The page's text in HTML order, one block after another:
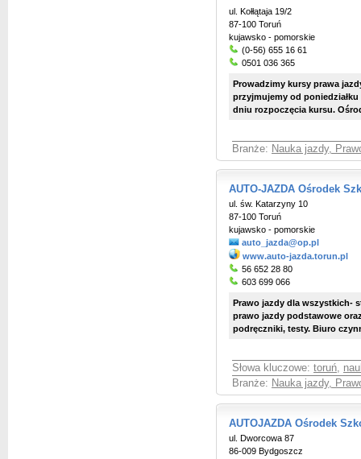
ul. Kołłątaja 19/2
87-100 Toruń
kujawsko - pomorskie
(0-56) 655 16 61
0501 036 365
Prowadzimy kursy prawa
przyjmujemy od
dniu rozpoczęcia kursu.
Branże: Nauka jazdy,
AUTO-JAZDA Ośrodek
ul. św. Katarzyny 10
87-100 Toruń
kujawsko - pomorskie
auto_jazda@op.pl
www.auto-jazda.torun.pl
56 652 28 80
603 699 066
Prawo jazdy dla wszystkich-
prawo jazdy podstawowe
podręczniki, testy. Biuro
Słowa kluczowe: toruń,
Branże: Nauka jazdy,
AUTOJAZDA Ośrodek
ul. Dworcowa 87
86-009 Bydgoszcz